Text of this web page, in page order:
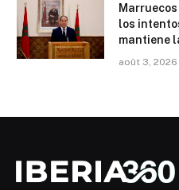
los
mantiene
août 3, 2026